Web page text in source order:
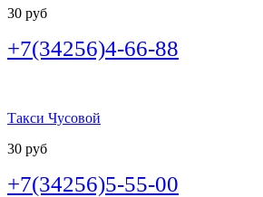
30 руб
+7(34256)4-66-88
Такси Чусовой
30 руб
+7(34256)5-55-00